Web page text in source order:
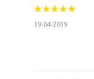
19-04-2019